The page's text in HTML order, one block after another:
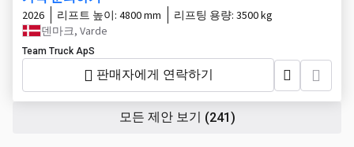
2026 리프트 높이: 4800 mm 리프팅 용량: 3500 kg
덴마크, Varde
Team Truck ApS
판매자에게 연락하기
모든 제안 보기 (241)